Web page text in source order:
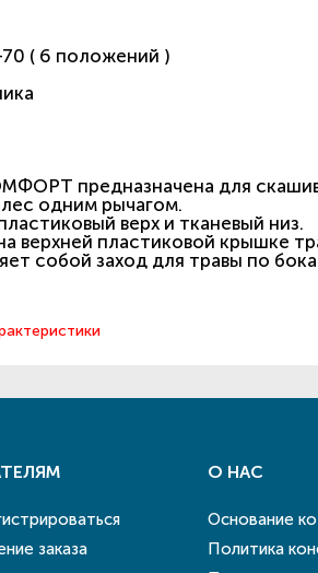
( 6 положений )
предназначена для
одним рычагом.
верх и тканевый низ.
верхней пластиковой крышке
собой заход для травы по
заказа
О НАС
Основание
Политика